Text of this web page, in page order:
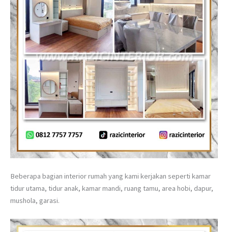
Beberapa bagian interior rumah yang kami kerjakan seperti kamar
tidur utama, tidur anak, kamar mandi, ruang tamu, area hobi, dapur,
mushola, garasi.